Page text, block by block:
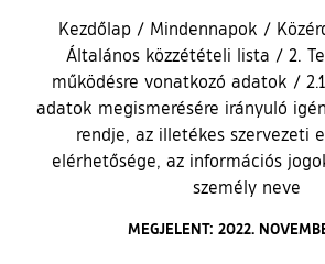
Kezdőlap / Mindennapok /
Általános közzétételi lista / 2.
működésre vonatkozó adatok /
adatok megismerésére irányuló
rendje, az illetékes szervezeti
elérhetősége, az információs
személy neve
MEGJELENT: 2022.